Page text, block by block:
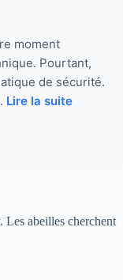
moment
Pourtant,
de sécurité.
Lire la suite
Les abeilles cherchent